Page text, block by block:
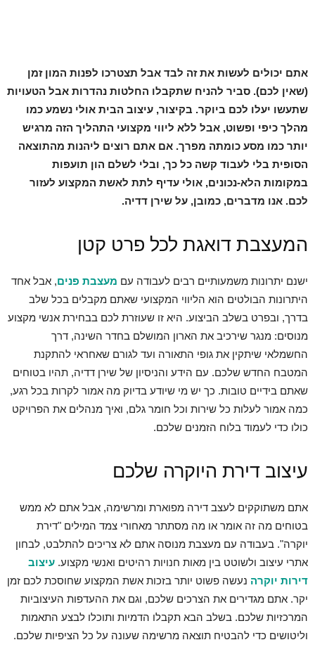
אתם יכולים לעשות את זה לבד אבל תצטרכו לפנות המון זמן
(שאין לכם). סביר להניח שתקבלו החלטות נהדרות אבל הטעויות
שתעשו יעלו לכם ביוקר. בקיצור, עיצוב הבית אולי נשמע כמו
מהלך כיפי ופשוט, אבל ללא ליווי מקצועי התהליך הזה מרגיש
יותר כמו מסע כומתה מפרך. אם אתם רוצים ליהנות מהתוצאה
הסופית בלי לעבוד קשה כל כך, ובלי לשלם הון תועפות
במקומות הלא-נכונים, אולי עדיף לתת לאשת המקצוע לעזור
לכם. אנו מדברים, כמובן, על שירן דדיה.
המעצבת דואגת לכל פרט קטן
ישנם יתרונות משמעותיים רבים לעבודה עם מעצבת פנים, אבל אחד
היתרונות הבולטים הוא הליווי המקצועי שאתם מקבלים בכל שלב
בדרך, ובפרט בשלב הביצוע. היא זו שעוזרת לכם בבחירת אנשי מקצוע
מנוסים: מנגר שירכיב את הארון המושלם בחדר השינה, דרך
החשמלאי שיתקין את גופי התאורה ועד לגורם שאחראי להתקנת
המטבח החדש שלכם. עם הידע והניסיון של שירן דדיה, תהיו בטוחים
שאתם בידיים טובות. כך יש מי שיודע בדיוק מה אמור לקרות בכל רגע,
כמה אמור לעלות כל שירות וכל חומר גלם, ואיך מנהלים את הפרויקט
כולו כדי לעמוד בלוח הזמנים שלכם.
עיצוב דירת היוקרה שלכם
אתם משתוקקים לעצב דירה מפוארת ומרשימה, אבל אתם לא ממש
בטוחים מה זה אומר או מה מסתתר מאחורי צמד המילים "דירת
יוקרה". בעבודה עם מעצבת מנוסה אתם לא צריכים להתלבט, לבחון
אתרי עיצוב ולשוטט בין מאות חנויות רהיטים ואנשי מקצוע. עיצוב
דירות יוקרה נעשה פשוט יותר בזכות אשת המקצוע שחוסכת לכם זמן
יקר. אתם מגדירים את הצרכים שלכם, וגם את ההעדפות העיצוביות
המרכזיות שלכם. בשלב הבא תקבלו הדמיות ותוכלו לבצע התאמות
וליטושים כדי להבטיח תוצאה מרשימה שעונה על כל הציפיות שלכם.